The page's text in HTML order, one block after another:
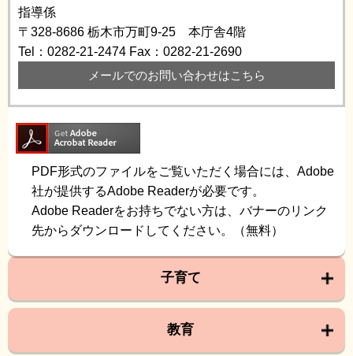
指導係
〒328-8686 栃木市万町9-25 本庁舎4階
Tel：0282-21-2474 Fax：0282-21-2690
メールでのお問い合わせはこちら
PDF形式のファイルをご覧いただく場合には、Adobe
社が提供するAdobe Readerが必要です。
Adobe Readerをお持ちでない方は、バナーのリンク
先からダウンロードしてください。（無料）
子育て
教育